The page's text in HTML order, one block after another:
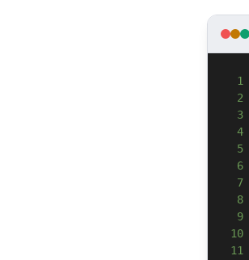
1
2
3
4
5
6
7
8
9
10
11